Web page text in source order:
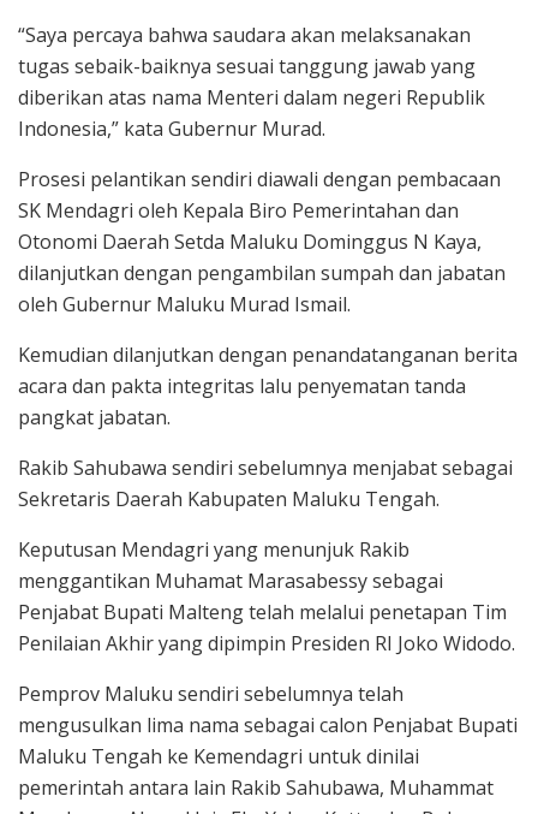
“Saya percaya bahwa saudara akan melaksanakan
tugas sebaik-baiknya sesuai tanggung jawab yang
diberikan atas nama Menteri dalam negeri Republik
Indonesia,” kata Gubernur Murad.
Prosesi pelantikan sendiri diawali dengan pembacaan
SK Mendagri oleh Kepala Biro Pemerintahan dan
Otonomi Daerah Setda Maluku Dominggus N Kaya,
dilanjutkan dengan pengambilan sumpah dan jabatan
oleh Gubernur Maluku Murad Ismail.
Kemudian dilanjutkan dengan penandatanganan berita
acara dan pakta integritas lalu penyematan tanda
pangkat jabatan.
Rakib Sahubawa sendiri sebelumnya menjabat sebagai
Sekretaris Daerah Kabupaten Maluku Tengah.
Keputusan Mendagri yang menunjuk Rakib
menggantikan Muhamat Marasabessy sebagai
Penjabat Bupati Malteng telah melalui penetapan Tim
Penilaian Akhir yang dipimpin Presiden RI Joko Widodo.
Pemprov Maluku sendiri sebelumnya telah
mengusulkan lima nama sebagai calon Penjabat Bupati
Maluku Tengah ke Kemendagri untuk dinilai
pemerintah antara lain Rakib Sahubawa, Muhammat